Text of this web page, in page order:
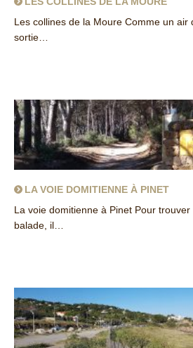
Les collines de la Moure Comme un
sortie…
LA VOIE DOMITIENNE À PINET
La voie domitienne à Pinet Pour
balade, il…